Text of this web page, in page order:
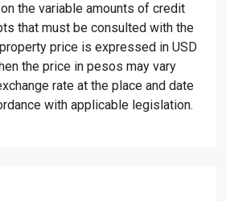
the variable amounts of credit
that must be consulted with the
price is expressed in USD
the price in pesos may vary
rate at the place and date
with applicable legislation.